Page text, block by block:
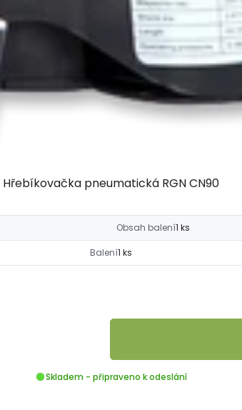
Hřebíkovačka pneumatická RGN CN90
Obsah balení1 ks
Balení1 ks
Skladem - připraveno k odeslání